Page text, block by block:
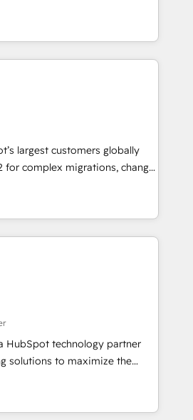
accredited HubSpot Solutions
EMEA, APAC and NAM,
programmes and
HubSpot Hub. 🧭 From
to AI-powered automation,
clarity, human at global
it is proof of trust built through
largest customers globally
for complex migrations, change
integration, and creative
measurable impact and
of the few full-
in the HubSpot
scalable, globally
& RevOps frameworks that
seamless integrations,
with change-
growth With 6 key
and experience across
HubSpot technology partner
solutions to maximize the
of HubSpot. The fastest-
& facilitator, MakeWebBetter,
of HubSpot expertise &